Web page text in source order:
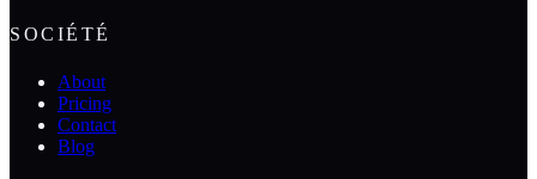
SOCIÉTÉ
About
Pricing
Contact
Blog